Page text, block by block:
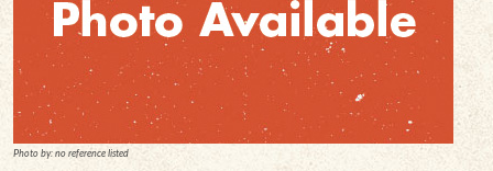
Photo by: no reference listed